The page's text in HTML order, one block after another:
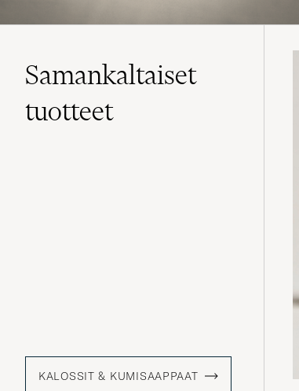
Samankaltaiset
tuotteet
KALOSSIT & KUMISAAPPAAT